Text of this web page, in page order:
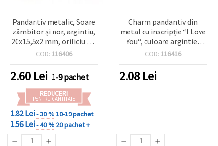
Pandantiv metalic, Soare
zâmbitor și nor, argintiu,
20x15,5x2 mm, orificiu 1,5
mm – set 10 bucăți
COD: 116406
2.60 Lei 1-9 pachet
REDUCERI
PENTRU CANTITATE
1.82 Lei- 30 %10-19 pachet
1.56 Lei- 40 % 20 pachet +
Charm pandantiv din
metal cu inscripție “I Love
You“, culoare argintie,
12x6x1.5 mm, gaură 1 mm
COD: 116416
2.08 Lei